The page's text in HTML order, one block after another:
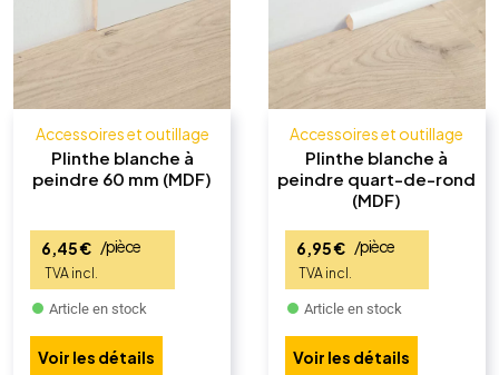
Accessoires et outillage
Plinthe blanche à
peindre 60 mm (MDF)
6,45€ /pièce
Article en stock
Voir les détails
Accessoires et outillage
Plinthe blanche à
peindre quart-de-rond
(MDF)
6,95€ /pièce
Article en stock
Voir les détails